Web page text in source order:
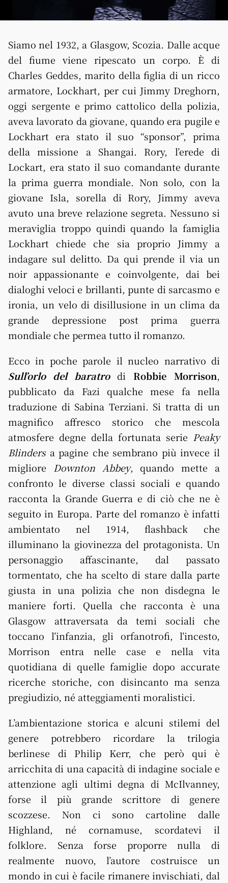
Siamo nel 1932, a Glasgow, Scozia. Dalle acque
del fiume viene ripescato un corpo. È di
Charles Geddes, marito della figlia di un ricco
armatore, Lockhart, per cui Jimmy Dreghorn,
oggi sergente e primo cattolico della polizia,
aveva lavorato da giovane, quando era pugile e
Lockhart era stato il suo “sponsor”, prima
della missione a Shangai. Rory, l’erede di
Lockart, era stato il suo comandante durante
la prima guerra mondiale. Non solo, con la
giovane Isla, sorella di Rory, Jimmy aveva
avuto una breve relazione segreta. Nessuno si
meraviglia troppo quindi quando la famiglia
Lockhart chiede che sia proprio Jimmy a
indagare sul delitto. Da qui prende il via un
noir appassionante e coinvolgente, dai bei
dialoghi veloci e brillanti, punte di sarcasmo e
ironia, un velo di disillusione in un clima da
grande depressione post prima guerra
mondiale che permea tutto il romanzo.
Ecco in poche parole il nucleo narrativo di
Sull’orlo del baratrodi Robbie Morrison,
pubblicato da Fazi qualche mese fa nella
traduzione di Sabina Terziani. Si tratta di un
magnifico affresco storico che mescola
atmosfere degne della fortunata serie Peaky
Blindersa pagine che sembrano più invece il
migliore
Downton Abbey, quando mette a
confronto le diverse classi sociali e quando
racconta la Grande Guerra e di ciò che ne è
seguito in Europa. Parte del romanzo è infatti
ambientato nel 1914, flashback che
illuminano la giovinezza del protagonista. Un
personaggio affascinante, dal passato
tormentato, che ha scelto di stare dalla parte
giusta in una polizia che non disdegna le
maniere forti. Quella che racconta è una
Glasgow attraversata da temi sociali che
toccano l’infanzia, gli orfanotrofi, l’incesto,
Morrison entra nelle case e nella vita
quotidiana di quelle famiglie dopo accurate
ricerche storiche, con disincanto ma senza
pregiudizio, né atteggiamenti moralistici.
L’ambientazione storica e alcuni stilemi del
genere potrebbero ricordare la trilogia
berlinese di Philip Kerr, che però qui è
arricchita di una capacità di indagine sociale e
attenzione agli ultimi degna di McIlvanney,
forse il più grande scrittore di genere
scozzese. Non ci sono cartoline dalle
Highland, né cornamuse, scordatevi il
folklore. Senza forse proporre nulla di
realmente nuovo, l’autore costruisce un
mondo in cui è facile rimanere invischiati, dal